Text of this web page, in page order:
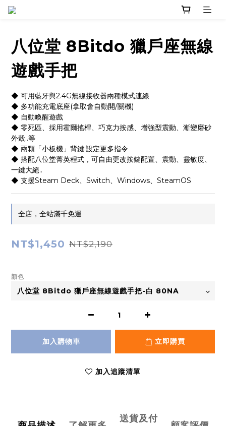
八位堂 8Bitdo 獵戶座無線
遊戲手把
◆ 可用藍牙與2.4G無線接收器兩種模式連線
◆ 多功能充電底座(拿取會自動開/關機)
◆ 自動喚醒遊戲
◆ 零死區、採用霍爾搖桿、巧克力按感、增強型震動、漸變磨砂
外殼..等
◆ 兩顆「小板機」背鍵:設定更多指令
◆ 搭配八位堂菁英程式，可自由更改按鍵配置、震動、靈敏度、
一鍵大絕..
◆ 支援Steam Deck、Switch、Windows、SteamOS
全店，全站滿千免運
NT$1,450 NT$2,190
顏色
加入購物車 立即購買
加入追蹤清單
送貨及付